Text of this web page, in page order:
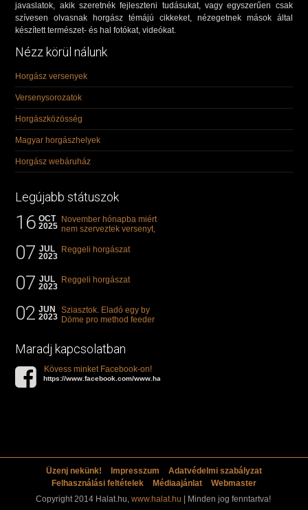
javaslatok, akik szeretnék fejleszteni tudásukat, vagy egyszerűen csak
szívesen olvasnak horgász témájú cikkeket, nézegetnek mások által
készített természet- és hal fotókat, videókat.
Nézz körül nálunk
Horgász versenyek
Versenysorozatok
Horgászközösség
Magyar horgászhelyek
Horgász webáruház
Legújabb státuszok
16 OCT
2025
November hónapba miért
nem szerveztek versenyt,
"kárászos"...
07 JUL
2023
Reggeli horgászat
07 JUL
2023
Reggeli horgászat
02 JUN
2023
Sziasztok. Eladó egy by
Döme pro method feeder
Maradj kapcsolatban
Kövess minket Facebook-on!
https://www.facebook.com/www.halat.hu
Üzenj nekünk! Impresszum
Adatvédelmi szabályzat
Felhasználási feltételek
Médiaajánlat
Webmaster
Copyright 2014 Halat.hu, www.halat.hu | Minden jog fenntartva!